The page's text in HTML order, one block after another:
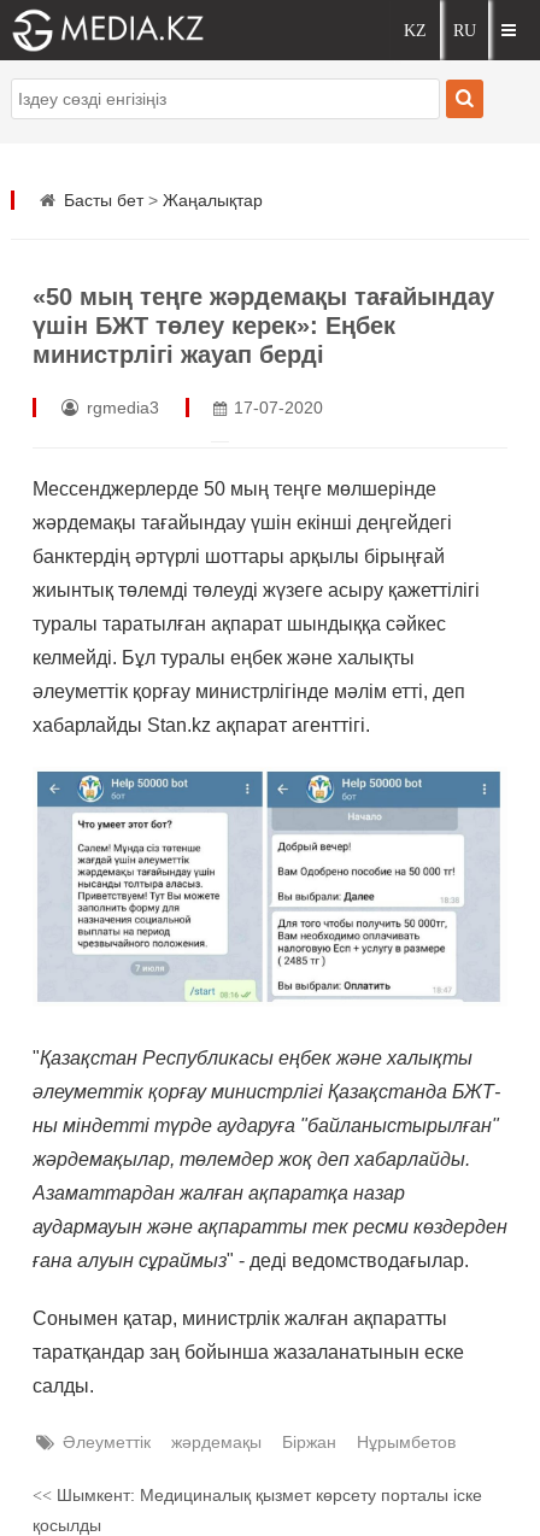
Басты бет> Жаңалықтар
«50 мың теңге жәрдемақы тағайындау
үшін БЖТ төлеу керек»: Еңбек
министрлігі жауап берді
rgmedia3 17-07-2020
Мессенджерлерде 50 мың теңге мөлшерінде
жәрдемақы тағайындау үшін екінші деңгейдегі
банктердің әртүрлі шоттары арқылы бірыңғай
жиынтық төлемді төлеуді жүзеге асыру қажеттілігі
туралы таратылған ақпарат шындыққа сәйкес
келмейді. Бұл туралы еңбек және халықты
әлеуметтік қорғау министрлігінде мәлім етті, деп
хабарлайды Stan.kz ақпарат агенттігі.
"Қазақстан Республикасы еңбек және халықты
әлеуметтік қорғау министрлігі Қазақстанда БЖТ-
ны міндетті түрде аударуға "байланыстырылған"
жәрдемақылар, төлемдер жоқ деп хабарлайды.
Азаматтардан жалған ақпаратқа назар
аудармауын және ақпаратты тек ресми көздерден
ғана алуын сұраймыз" - деді ведомстводағылар.
Сонымен қатар, министрлік жалған ақпаратты
таратқандар заң бойынша жазаланатынын еске
салды.
Әлеуметтік жәрдемақы Біржан Нұрымбетов
<<Шымкент: Медициналық қызмет көрсету порталы іске
қосылды